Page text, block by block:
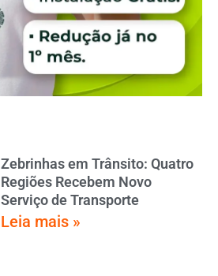
Zebrinhas em Trânsito: Quatro
Regiões Recebem Novo
Serviço de Transporte
Leia mais »